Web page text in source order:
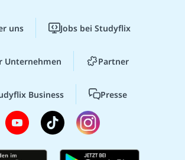
uns Jobs bei Studyflix
Unternehmen Partner
Business Presse